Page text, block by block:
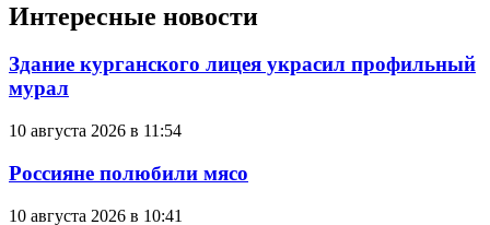
Интересные новости
Здание курганского лицея украсил профильный
мурал
10 августа 2026 в 11:54
Россияне полюбили мясо
10 августа 2026 в 10:41